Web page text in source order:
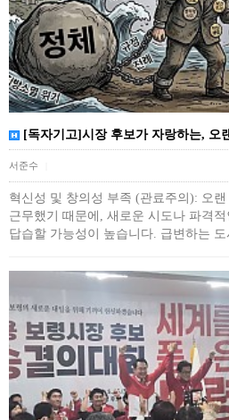
[독자기고]시장 후보가 자랑하는, 오
서준수
혁신성 및 창의성 부족 (관료주의): 오
근무했기 때문에, 새로운 시도나 파격
답습할 가능성이 높습니다. 급변하는